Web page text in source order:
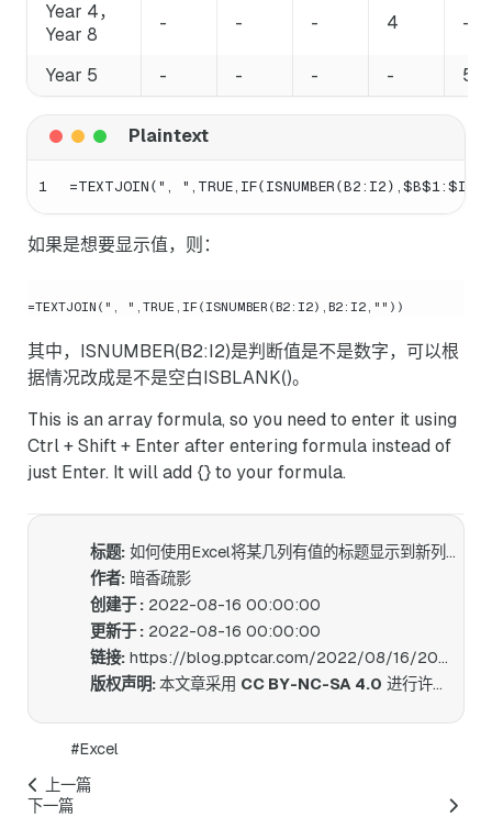
Year 4，
Year 8
- - - 4 -
Year 5 - - - - 5
1 =TEXTJOIN(",
如果是想要显示值，则：
其中，ISNUMBER(B2:I2)是判断值是不是数字，可以根
据情况改成是不是空白ISBLANK()。
This is an array formula, so you need to enter it using
Ctrl + Shift + Enter after entering formula instead of
just Enter. It will add {} to your formula.
标题: 如何使用Excel将某几列有值的标题显示到新列中
作者: 暗香疏影
创建于 : 2022-08-16 00:00:00
更新于 : 2022-08-16 00:00:00
链接: https://blog.pptcar.com/2022/08/16/2022-08-16-Return-Header-Based-on-Value/
版权声明:本文章采用 CC BY-NC-SA 4.0 进行许可。
#Excel
上一篇
下一篇